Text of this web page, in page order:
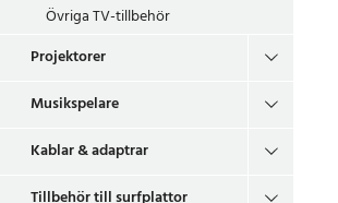
Övriga TV-tillbehör
Projektorer
Musikspelare
Kablar & adaptrar